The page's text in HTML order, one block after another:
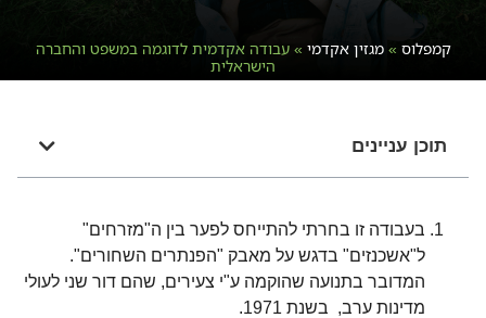
קמפלוס »מגזין אקדמי »עבודה אקדמית לדוגמה במשפט והחברה
הישראלית
תוכן עניינים
בעבודה זו בחרתי להתייחס לפער בין ה"מזרחים"
ל"אשכנזים" בדגש על מאבק "הפנתרים השחורים".
המדובר בתנועה שהוקמה ע"י צעירים, שהם דור שני לעולי
מדינות ערב, בשנת 1971.